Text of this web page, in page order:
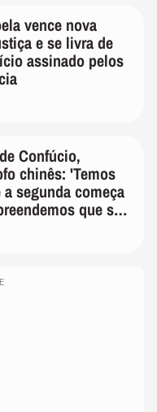
vence nova
e se livra de
assinado pelos
Confúcio,
chinês: 'Temos
segunda começa
que só